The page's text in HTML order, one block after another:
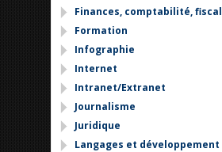
Finances, comptabilité, fiscal
Formation
Infographie
Internet
Intranet/Extranet
Journalisme
Juridique
Langages et développement